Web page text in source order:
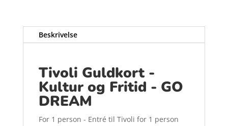
Beskrivelse
Tivoli Guldkort -
Kultur og Fritid - GO
DREAM
For 1 person - Entré til Tivoli for 1 person